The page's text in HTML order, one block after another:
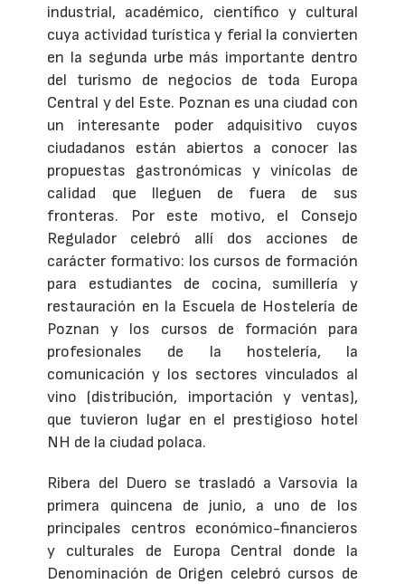
industrial, académico, científico y cultural
cuya actividad turística y ferial la convierten
en la segunda urbe más importante dentro
del turismo de negocios de toda Europa
Central y del Este. Poznan es una ciudad con
un interesante poder adquisitivo cuyos
ciudadanos están abiertos a conocer las
propuestas gastronómicas y vinícolas de
calidad que lleguen de fuera de sus
fronteras. Por este motivo, el Consejo
Regulador celebró allí dos acciones de
carácter formativo: los cursos de formación
para estudiantes de cocina, sumillería y
restauración en la Escuela de Hostelería de
Poznan y los cursos de formación para
profesionales de la hostelería, la
comunicación y los sectores vinculados al
vino (distribución, importación y ventas),
que tuvieron lugar en el prestigioso hotel
NH de la ciudad polaca.
Ribera del Duero se trasladó a Varsovia la
primera quincena de junio, a uno de los
principales centros económico-financieros
y culturales de Europa Central donde la
Denominación de Origen celebró cursos de